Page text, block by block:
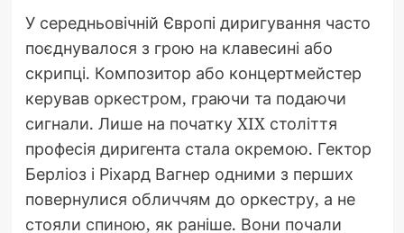
У середньовічній Європі диригування часто
поєднувалося з грою на клавесині або
скрипці. Композитор або концертмейстер
керував оркестром, граючи та подаючи
сигнали. Лише на початку XIX століття
професія диригента стала окремою. Гектор
Берліоз і Ріхард Вагнер одними з перших
повернулися обличчям до оркестру, а не
стояли спиною, як раніше. Вони почали